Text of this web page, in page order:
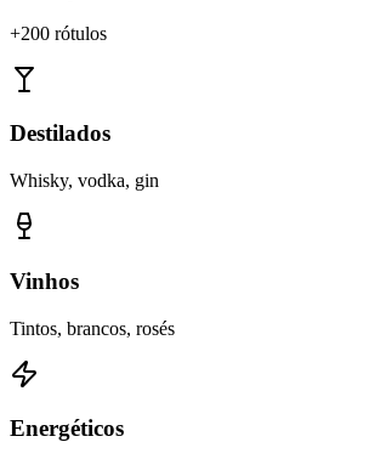
+200 rótulos
Destilados
Whisky, vodka, gin
Vinhos
Tintos, brancos, rosés
Energéticos